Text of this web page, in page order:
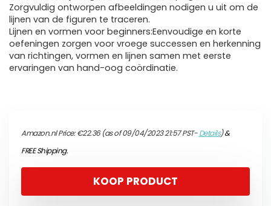
Zorgvuldig ontworpen afbeeldingen nodigen u uit om de
lijnen van de figuren te traceren.
Lijnen en vormen voor beginners:Eenvoudige en korte
oefeningen zorgen voor vroege successen en herkenning
van richtingen, vormen en lijnen samen met eerste
ervaringen van hand-oog coördinatie.
Amazon.nl Price:€22.36(as of 09/04/2023 21:57 PST-Details)&
FREE Shipping.
KOOP PRODUCT